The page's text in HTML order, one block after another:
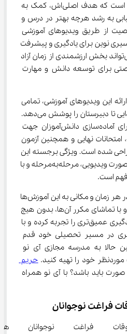
جذاب و دوست‌داشتنی است که هدف اصلی‌اش، کمک به
به رشد هرچه بهتر در درس و
از طریق ویدیوهای آموزشی
نوین برای یادگیری و پیشرفت
فراهم کرده است که می‌تواند بخش ارزشمندی از زمان آزاد
برای توسعه دانش و مهارت
ارائه این ویدیوهای آموزشی، تمامی
مقاطع تحصیلی، از ابتدایی تا دبیرستان را پوشش می‌دهد.
این محتوای آموزشی برای آماده‌سازی دانش‌آموزان جهت
امتحانات نهایی و همچنین آزمون
طراحی شده است. ویژگی برجسته این
آموزش‌ها، ارائه آن‌ها به صورت ویدیویی، مرحله‌به‌مرحله و با
فهم است.
دانش‌آموزان می‌توانند در هر زمان و مکانی به این آموزش‌ها
دسترسی داشته باشند و با تماشای مکرر آن‌ها، بدون هیچ
استرس و سردرگمی، یادگیری عمیق‌تری را تجربه کرده و با
در مسیر تحصیلی خود قدم
همین حالا به مدرسه مجازی آی نو
خود را تهیه کنید. حریم
باید باشد؟ با آی نو همراه
فراغت نوجوانان
اوقات فراغت